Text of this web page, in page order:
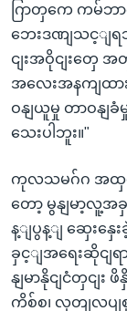
ဂြာတှကေ ကမ်ဘ
ဘေးဒဏျသင့ျ
ငျးအဝိုငျးတှေ
အလေးအနကျထား
ဝနျယူမှု တာဝနျခံ
သေးပါဘူး။"
ကုလသမဂ်ဂ အထှ
တော့ မွနျမာ့လူ့အ
န့ျပွန့ျ ဆှေးနှေ
ခှင့ျအရေးဆိုငျ
နျမာနိုငျငံတှငျး
ကိစ်စ၊ လှတျလပျ